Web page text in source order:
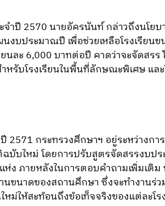
ำปี 2570 นายอัครนันท์ กล่าวถึงนโย
บประมาณปี เพื่อช่วยเหลือโรงเรียน
นละ 6,000 บาทต่อปี คาดว่าจะจัดสร
หรับโรงเรียนในพื้นที่ลักษณะพิเศษ แล
2571 กระทรวงศึกษาฯ อยู่ระหว่าง
บใหม่ โดยการปรับสูตรจัดสรรงบปร
ภายหลังในการตอบคำถามเพิ่มเติ
ขนาดของสถานศึกษา ซึ่งจะทำงานร่
ให้สะท้อนถึงข้อเท็จจริงของแต่ละโร